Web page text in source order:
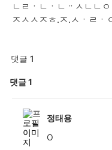
ㄴㄹㆍㄴㆍㄴᆢㅅㄴㄴㅇ
ㅈㅅㅅㅈㅎ.ㅈ.ㅅㆍㄹㆍ
댓글 1
댓글1
정태용
O